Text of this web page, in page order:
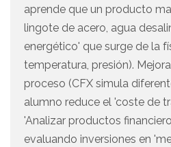
aprende que un producto
lingote de acero, agua
energético' que surge de la
temperatura, presión).
proceso (CFX simula
alumno reduce el 'coste de
'Analizar productos
evaluando inversiones en